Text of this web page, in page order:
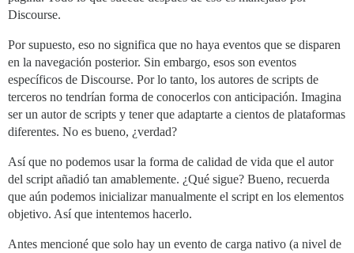
Discourse.
Por supuesto, eso no significa que no haya eventos que se disparen
en la navegación posterior. Sin embargo, esos son eventos
específicos de Discourse. Por lo tanto, los autores de scripts de
terceros no tendrían forma de conocerlos con anticipación. Imagina
ser un autor de scripts y tener que adaptarte a cientos de plataformas
diferentes. No es bueno, ¿verdad?
Así que no podemos usar la forma de calidad de vida que el autor
del script añadió tan amablemente. ¿Qué sigue? Bueno, recuerda
que aún podemos inicializar manualmente el script en los elementos
objetivo. Así que intentemos hacerlo.
Antes mencioné que solo hay un evento de carga nativo (a nivel de